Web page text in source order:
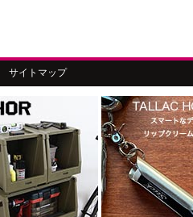
サイトマップ